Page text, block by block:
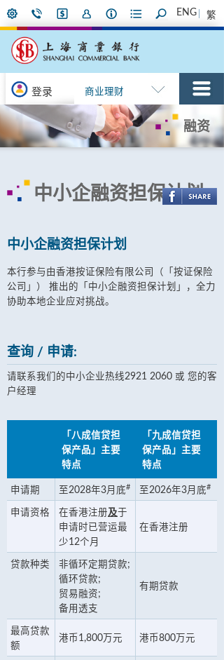
ENG 繁
登录 商业理财
融资
中小企融资担保计划
中小企融资担保计划
本行参与由香港按证保险有限公司（「按证保险
公司」） 推出的「中小企融资担保计划」，全力
协助本地企业应对挑战。
查询 / 申请:
请联系我们的中小企业热线2921 2060 或 您的客
户经理
「八成信贷担
保产品」主要
特点
「九成信贷担
保产品」主要
特点
申请期 至2028年3月底# 至2026年3月底#
申请资格 在香港注册及于
申请时已营运最
少12个月
在香港注册
贷款种类
非循环定期贷款;
循环贷款;
贸易融资;
备用透支
有期贷款
最高贷款
额
港币1,800万元 港币800万元